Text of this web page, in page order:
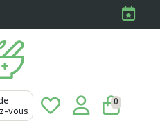
Pharmacies Clabots &
vous
0